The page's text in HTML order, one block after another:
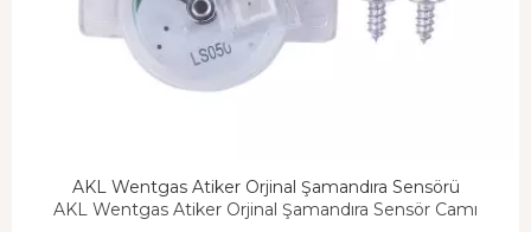
AKL Wentgas Atiker Orjinal Şamandıra Sensörü
AKL Wentgas Atiker Orjinal Şamandıra Sensör Camı